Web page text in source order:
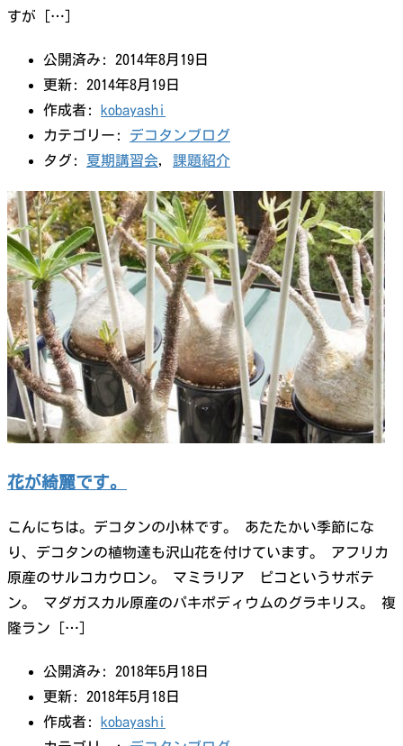
すが […]
公開済み: 2014年8月19日
更新: 2014年8月19日
作成者:
kobayashi
カテゴリー: デコタンブログ
タグ: 夏期講習会, 課題紹介
花が綺麗です。
こんにちは。デコタンの小林です。 あたたかい季節にな
り、デコタンの植物達も沢山花を付けています。 アフリカ
原産のサルコカウロン。 マミラリア ピコというサボテ
ン。 マダガスカル原産のパキポディウムのグラキリス。 複
隆ラン […]
公開済み: 2018年5月18日
更新: 2018年5月18日
作成者:
kobayashi